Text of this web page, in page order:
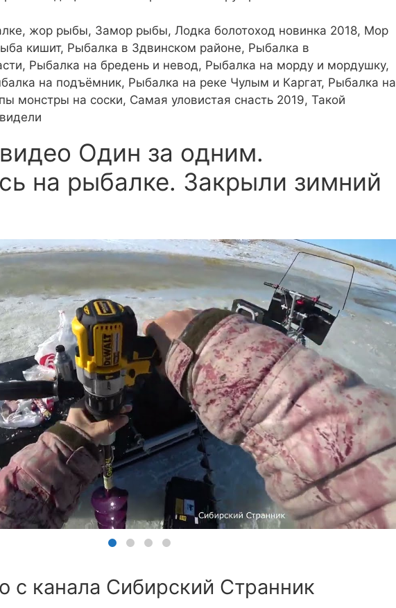
жор рыбы, Замор рыбы, Лодка болотоход новинка 2018, Мор
кишит, Рыбалка в Здвинском районе, Рыбалка в
Рыбалка на бредень и невод, Рыбалка на морду и мордушку,
на подъёмник, Рыбалка на реке Чулым и Каргат, Рыбалка на
монстры на соски, Самая уловистая снасть 2019, Такой
Один за одним.
на рыбалке. Закрыли зимний
с канала Сибирский Странник